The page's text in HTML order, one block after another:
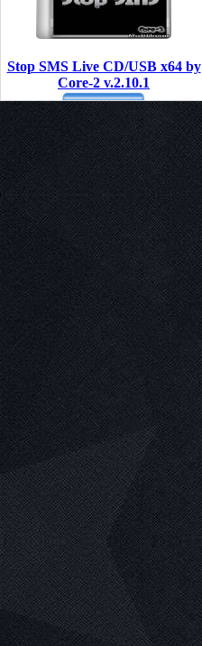
Stop SMS Live CD/USB x64 by
Core-2 v.2.10.1